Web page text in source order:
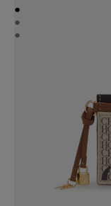
●
●
●